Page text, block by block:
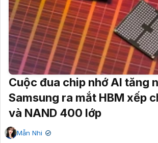
Cuộc đua chip nhớ AI tăng
Samsung ra mắt HBM xếp
và NAND 400 lớp
Mẫn Nhi ✔